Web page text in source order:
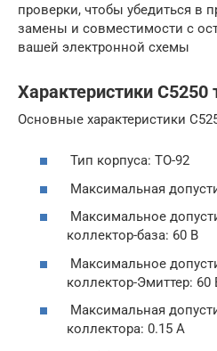
проверки, чтобы убедиться в
замены и совместимости с
вашей электронной схемы
Характеристики C5250
Основные характеристики
Тип корпуса: TO-92
Максимальная
Максимальное
коллектор-база: 60 В
Максимальное
коллектор-Эмиттер: 60
Максимальная
коллектора: 0.15 А